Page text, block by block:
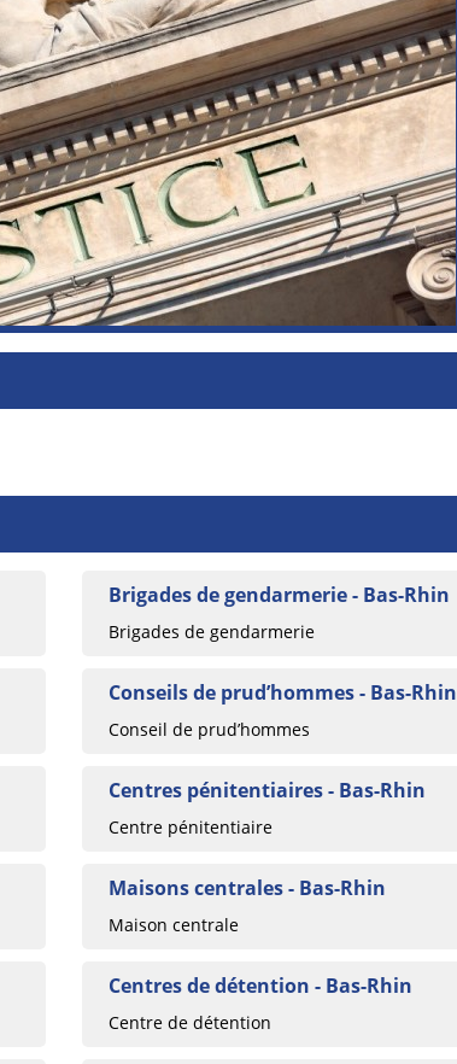
Brigades de gendarmerie - Bas-Rhin
Brigades de gendarmerie
Conseils de prud’hommes - Bas-Rhin
Conseil de prud’hommes
Centres pénitentiaires - Bas-Rhin
Centre pénitentiaire
Maisons centrales - Bas-Rhin
Maison centrale
Centres de détention - Bas-Rhin
Centre de détention